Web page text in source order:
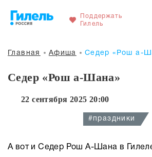
Поддержать
Гилель
Главная Афиша Седер «Рош а-
Седер «Рош а-Шана»
22 сентября 2025 20:00
#праздники
А вот и Седер Рош А-Шана в